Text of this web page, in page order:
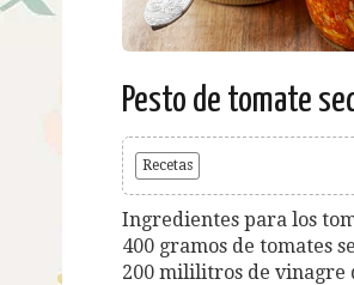
Pesto de tomate
Recetas
Ingredientes para los
400 gramos de tomates
200 mililitros de vinagre